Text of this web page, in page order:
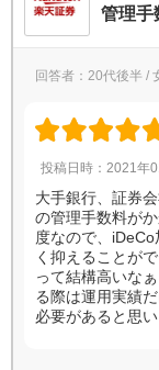
管理手
回答者：20代後半 /
投稿日時：2021年
大手銀行、証券
の管理手数料が
度なので、
く抑えることが
って結構高いな
る際は運用実績
必要があると思い